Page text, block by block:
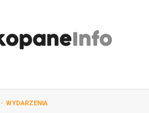
WYDARZENIA